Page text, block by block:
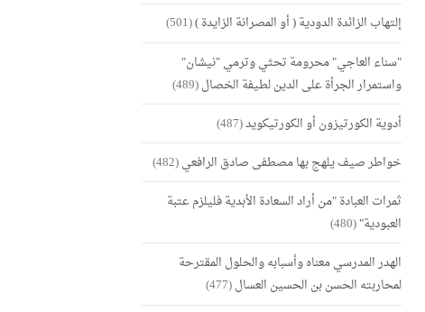
إلتهاب الزائدة الدودية ( أو المصرانة الزايدة )(501)
"سناء العاجي" محرومة تحثي وترمي "نيشان"
واستمرار الجرأة على الدين لطيفة الخصال(489)
أدوية الكورتيزون أو الكورتيكويد(487)
خواطر صيف يلهج بها مصطفى صادق الرافعي(482)
ثمرات العبادة "من أراد السعادة الأبدية فليلزم عتبة
العبودية"(480)
الهدر المدرسي معناه وأسبابه والحلول المقترحة
لمحاربته الحسن بن الحسين العسال(477)